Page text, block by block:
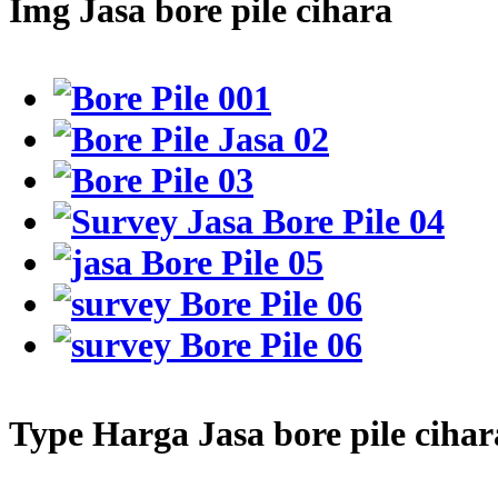
Img Jasa bore pile cihara
Type Harga Jasa bore pile